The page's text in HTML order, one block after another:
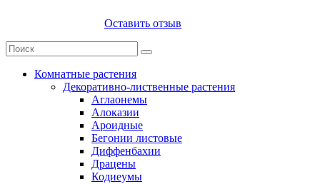
Оставить отзыв
Комнатные растения
Декоративно-лиственные растения
Аглаонемы
Алоказии
Ароидные
Бегонии листовые
Диффенбахии
Драцены
Кодиеумы